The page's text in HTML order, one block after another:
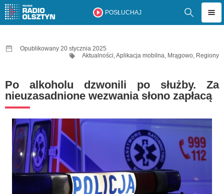
POSŁUCHAJ
Opublikowany 20 stycznia 2025
Aktualności,Aplikacja mobilna, Mrągowo, Regiony
Po alkoholu dzwonili po służby. Za
nieuzasadnione wezwania słono zapłacą